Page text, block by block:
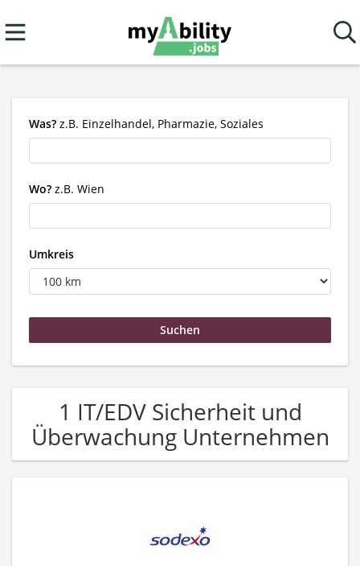
Was? z.B. Einzelhandel, Pharmazie, Soziales
Wo? z.B. Wien
Umkreis
1 IT/EDV Sicherheit und
Überwachung Unternehmen